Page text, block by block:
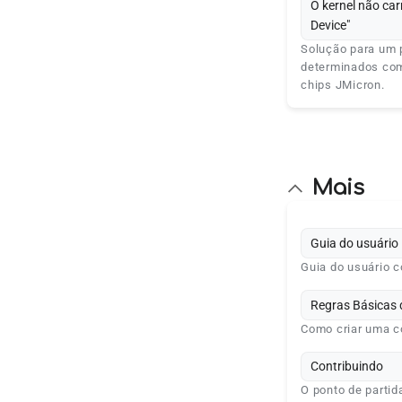
O kernel não
Device"
Solução para um
determinados
chips JMicron.
Mais
Guia do usuário
Guia do usuário
Regras Básicas
Como criar uma
Contribuindo
O ponto de